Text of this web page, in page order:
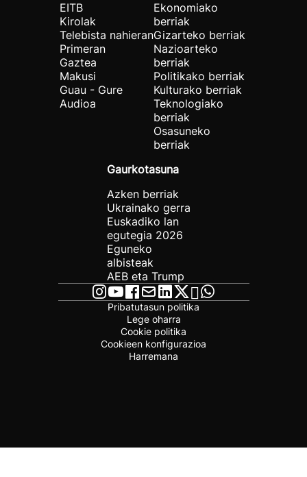
EITB
Kirolak
Telebista nahieran
Primeran
Gaztea
Makusi
Guau - Gure
Audioa
Ekonomiako
berriak
Gizarteko berriak
Nazioarteko
berriak
Politikako berriak
Kulturako berriak
Teknologiako
berriak
Osasuneko
berriak
Gaurkotasuna
Azken berriak
Ukrainako gerra
Euskadiko lan
egutegia 2026
Eguneko
albisteak
AEB eta Trump
Pribatutasun politika
Lege oharra
Cookie politika
Cookieen konfigurazioa
Harremana